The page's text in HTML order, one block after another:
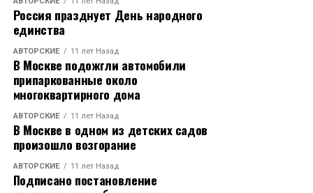
Россия празднует День народного
единства
АВТОРСКИЕ 11 лет Назад
В Москве подожгли автомобили
припаркованные около
многоквартирного дома
АВТОРСКИЕ 11 лет Назад
В Москве в одном из детских садов
произошло возгорание
АВТОРСКИЕ 11 лет Назад
Подписано постановление